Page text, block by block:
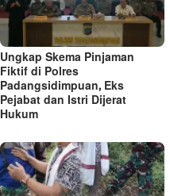
Ungkap Skema Pinjaman
Fiktif di Polres
Padangsidimpuan, Eks
Pejabat dan Istri Dijerat
Hukum